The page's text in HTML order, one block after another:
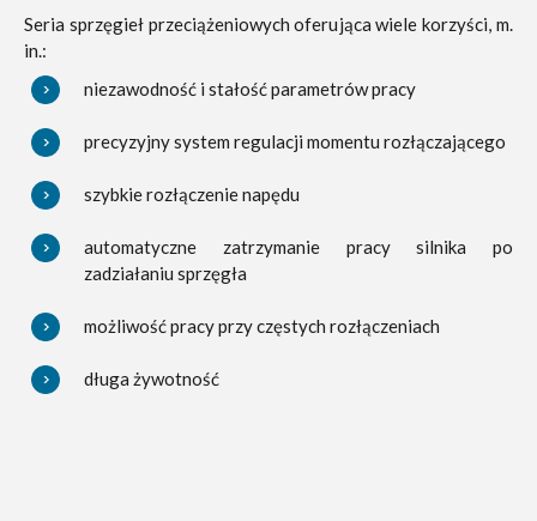
Seria sprzęgieł przeciążeniowych oferująca wiele korzyści, m.
in.:
niezawodność i stałość parametrów pracy
precyzyjny system regulacji momentu rozłączającego
szybkie rozłączenie napędu
automatyczne zatrzymanie pracy silnika po
zadziałaniu sprzęgła
możliwość pracy przy częstych rozłączeniach
długa żywotność